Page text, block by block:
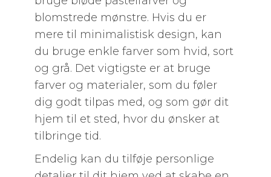
blomstrede mønstre. Hvis du er
mere til minimalistisk design, kan
du bruge enkle farver som hvid, sort
og grå. Det vigtigste er at bruge
farver og materialer, som du føler
dig godt tilpas med, og som gør dit
hjem til et sted, hvor du ønsker at
tilbringe tid.
Endelig kan du tilføje personlige